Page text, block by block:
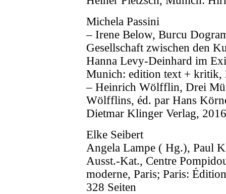
Michela Passini
– Irene Below, Burcu
Gesellschaft zwischen den
Hanna Levy-Deinhard im
Munich: edition text + kritik,
– Heinrich Wölfflin, Drei
Wölfflins, éd. par Hans
Dietmar Klinger Verlag,
Elke Seibert
Angela Lampe ( Hg.), Paul
Ausst.-Kat., Centre
moderne, Paris; Paris:
328 Seiten